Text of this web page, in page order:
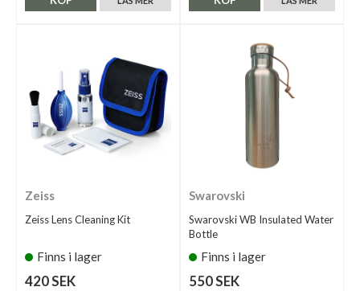
Zeiss
Zeiss Lens Cleaning Kit
Finns i lager
420 SEK
Swarovski
Swarovski WB Insulated Water
Bottle
Finns i lager
550 SEK